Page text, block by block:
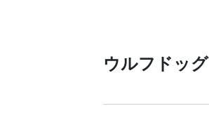
ウルフドッグ